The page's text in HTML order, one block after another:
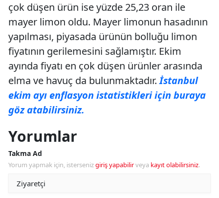
çok düşen ürün ise yüzde 25,23 oran ile
mayer limon oldu. Mayer limonun hasadının
yapılması, piyasada ürünün bolluğu limon
fiyatının gerilemesini sağlamıştır. Ekim
ayında fiyatı en çok düşen ürünler arasında
elma ve havuç da bulunmaktadır.İstanbul
ekim ayı enflasyon istatistikleri için buraya
göz atabilirsiniz.
Yorumlar
Takma Ad
Yorum yapmak için, istersenizgiriş yapabilirveya kayıt olabilirsiniz.